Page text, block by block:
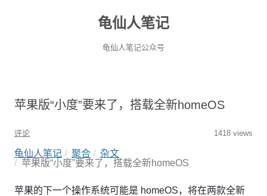
龟仙人笔记
龟仙人笔记公众号
苹果版“小度”要来了，搭载全新homeOS
评论 1418 views
龟仙人笔记 聚合
杂文
苹果版“小度”要来了，搭载全新homeOS
苹果的下一个操作系统可能是 homeOS，将在两款全新